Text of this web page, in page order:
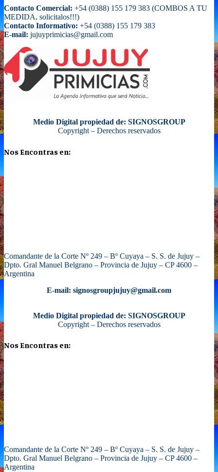
Contacto Comercial: +54 (0388) 155 179 383 (COMBOS A TU
MEDIDA, solicitalos!!!)
Contacto Informativo: +54 (0388) 155 179 383
E-mail: jujuyprimicias@gmail.com
Medio Digital propiedad de: SIGNOSGROUP
Copyright – Derechos reservados
Nos Encontras en:
Comandante de la Corte Nº 249 – Bº Cuyaya – S. S. de Jujuy –
Dpto. Gral Manuel Belgrano – Provincia de Jujuy – CP 4600 –
Argentina
E-mail: signosgroupjujuy@gmail.com
Medio Digital propiedad de: SIGNOSGROUP
Copyright – Derechos reservados
Nos Encontras en:
Comandante de la Corte Nº 249 – Bº Cuyaya – S. S. de Jujuy –
Dpto. Gral Manuel Belgrano – Provincia de Jujuy – CP 4600 –
Argentina